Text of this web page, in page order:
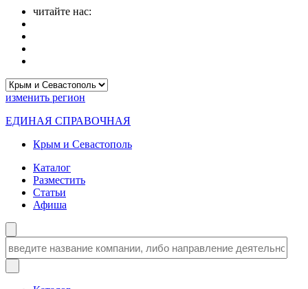
читайте нас:
изменить регион
ЕДИНАЯ СПРАВОЧНАЯ
Крым и Севастополь
Каталог
Разместить
Статьи
Афиша